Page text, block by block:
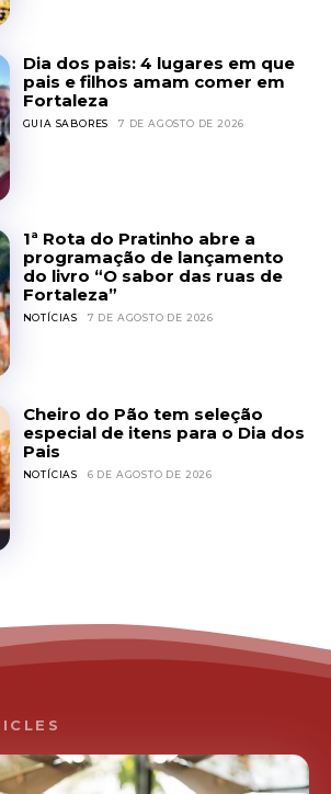
Dia dos pais: 4 lugares em que
pais e filhos amam comer em
Fortaleza
GUIA SABORES 7 DE AGOSTO DE 2026
1ª Rota do Pratinho abre a
programação de lançamento
do livro “O sabor das ruas de
Fortaleza”
NOTÍCIAS 7 DE AGOSTO DE 2026
Cheiro do Pão tem seleção
especial de itens para o Dia dos
Pais
NOTÍCIAS 6 DE AGOSTO DE 2026